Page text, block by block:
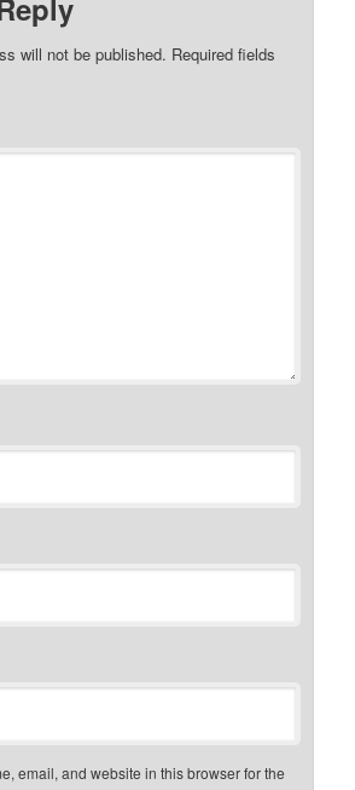
will not be published. Required fields
email, and website in this browser for the